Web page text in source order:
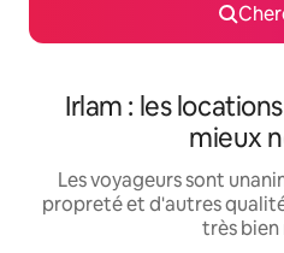
Irlam : les
mieux
Les voyageurs sont
propreté et d'autres
très bien